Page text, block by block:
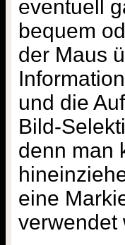
eventuell
bequem
der Maus
und die
Bild-
denn man
eine
verwendet